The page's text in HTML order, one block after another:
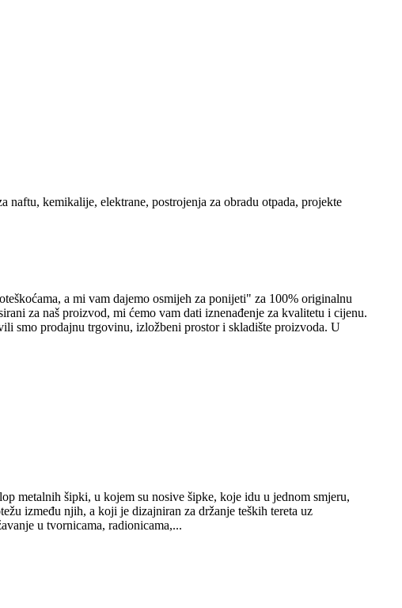
naftu, kemikalije, elektrane, postrojenja za obradu otpada, projekte
a mi vam dajemo osmijeh za ponijeti" za 100% originalnu
za naš proizvod, mi ćemo vam dati iznenađenje za kvalitetu i cijenu.
smo prodajnu trgovinu, izložbeni prostor i skladište proizvoda. U
metalnih šipki, u kojem su nosive šipke, koje idu u jednom smjeru,
između njih, a koji je dizajniran za držanje teških tereta uz
u tvornicama, radionicama,...